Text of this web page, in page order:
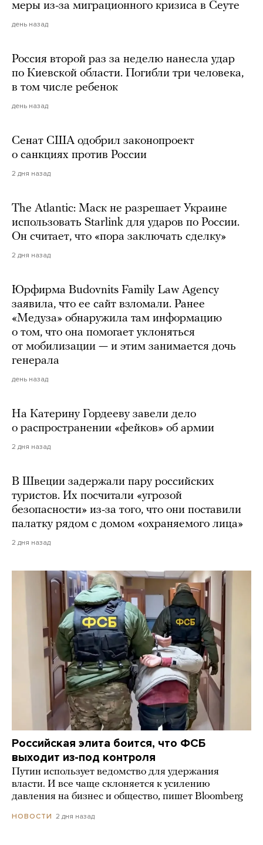
меры из-за миграционного кризиса в Сеуте
день назад
Россия второй раз за неделю нанесла удар
по Киевской области. Погибли три человека,
в том числе ребенок
день назад
Сенат США одобрил законопроект
о санкциях против России
2 дня назад
The Atlantic: Маск не разрешает Украине
использовать Starlink для ударов по России.
Он считает, что «пора заключать сделку»
2 дня назад
Юрфирма Budovnits Family Law Agency
заявила, что ее сайт взломали. Ранее
«Медуза» обнаружила там информацию
о том, что она помогает уклоняться
от мобилизации — и этим занимается дочь
генерала
день назад
На Катерину Гордееву завели дело
о распространении «фейков» об армии
2 дня назад
В Швеции задержали пару российских
туристов. Их посчитали «угрозой
безопасности» из-за того, что они поставили
палатку рядом с домом «охраняемого лица»
2 дня назад
Российская элита боится, что ФСБ
выходит из-под контроля
Путин использует ведомство для удержания
власти. И все чаще склоняется к усилению
давления на бизнес и общество, пишет Bloomberg
НОВОСТИ 2 дня назад